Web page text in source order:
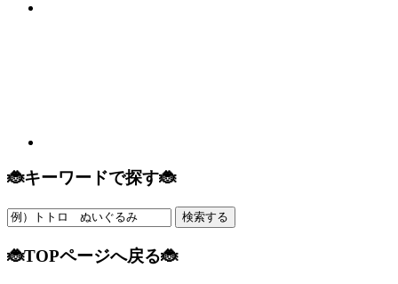
🐞キーワードで探す🐞
🐞TOPページへ戻る🐞